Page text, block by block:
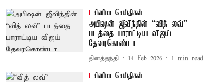
சினிமா செய்திகள்
அபிஷன் ஜீவிந்தின் “வித் லவ்”
படத்தை பாராட்டிய விஜய்
தேவரகொண்டா
தினத்தந்தி 14 Feb 2026 1 min read
சினிமா செய்திகள்